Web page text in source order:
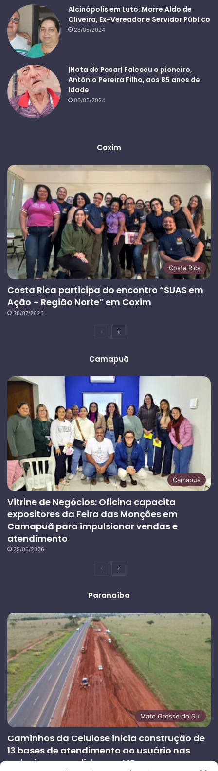
Alcinópolis em Luto: Morre Aldo de
Oliveira, Ex-Vereador e Servidor Público
28/05/2024
|Nota de Pesar| Faleceu o pioneiro,
Antônio Pereira Filho, aos 85 anos de
idade
06/05/2024
Coxim
Costa Rica
Costa Rica participa do encontro “SUAS em
Ação – Região Norte” em Coxim
30/07/2026
PáginaPróxima
Camapuã
Camapuã
Vitrine de Negócios: Oficina capacita
expositores da Feira das Monções em
Camapuã para impulsionar vendas e
atendimento
25/06/2026
PáginaPróxima
Paranaíba
Mato Grosso do Sul
Caminhos da Celulose inicia construção de
13 bases de atendimento ao usuário nas
rodovias concedidas em MS